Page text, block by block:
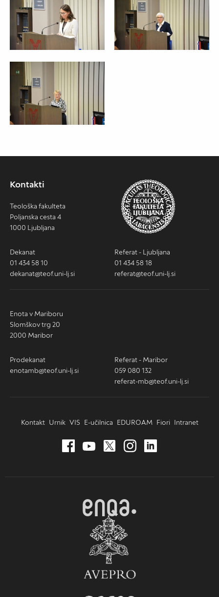
Kontakti
Teološka fakulteta
Poljanska cesta 4
1000 Ljubljana
Dekanat
01 434 58 10
dekanat@teof.uni-lj.si
Referat - Ljubljana
01 434 58 18
referat@teof.uni-lj.si
Enota v Mariboru
Slomškov trg 20
2000 Maribor
Prodekanat
enotamb@teof.uni-lj.si
Referat - Maribor
059 080 132
referat-mb@teof.uni-lj.si
Kontakt Urnik VIS E-učilnica EDUROAM Fiori Intranet